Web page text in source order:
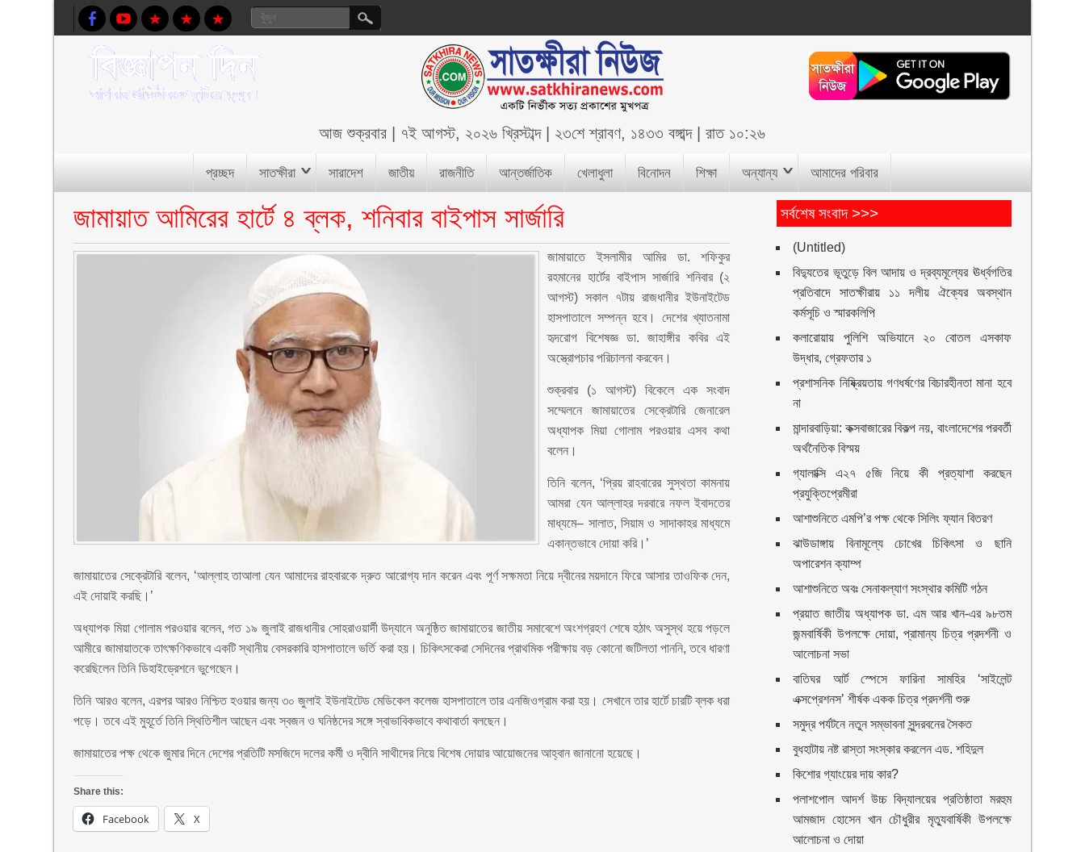
আজশুক্রবার ৭ই আগস্ট, ২০২৬ খ্রিস্টাব্দ| ২৩শে শ্রাবণ, ১৪৩৩ বঙ্গাব্দ|রাত ১০:২৬
প্রচ্ছদ সাতক্ষীরা সারাদেশ জাতীয় রাজনীতি আন্তর্জাতিক খেলাধুলা বিনোদন শিক্ষা অন্যান্য আমাদের পরিবার
জামায়াত আমিরের হার্টে ৪ ব্লক, শনিবার বাইপাস সার্জারি
জামায়াতে ইসলামীর আমির ডা. শফিকুর
রহমানের হার্টের বাইপাস সার্জারি শনিবার (২
আগস্ট) সকাল ৭টায় রাজধানীর ইউনাইটেড
হাসপাতালে সম্পন্ন হবে। দেশের খ্যাতনামা
হৃদরোগ বিশেষজ্ঞ ডা. জাহাঙ্গীর কবির এই
অস্ত্রোপচার পরিচালনা করবেন।
শুক্রবার (১ আগস্ট) বিকেলে এক সংবাদ
সম্মেলনে জামায়াতের সেক্রেটারি জেনারেল
অধ্যাপক মিয়া গোলাম পরওয়ার এসব কথা
বলেন।
তিনি বলেন, ‘প্রিয় রাহবারের সুস্থতা কামনায়
আমরা যেন আল্লাহর দরবারে নফল ইবাদতের
মাধ্যমে– সালাত, সিয়াম ও সাদাকাহর মাধ্যমে
একান্তভাবে দোয়া করি।’
জামায়াতের সেক্রেটারি বলেন, ‘আল্লাহ তাআলা যেন আমাদের রাহবারকে দ্রুত আরোগ্য দান করেন এবং পূর্ণ সক্ষমতা নিয়ে দ্বীনের ময়দানে ফিরে আসার তাওফিক দেন,
এই দোয়াই করছি।’
অধ্যাপক মিয়া গোলাম পরওয়ার বলেন, গত ১৯ জুলাই রাজধানীর সোহরাওয়ার্দী উদ্যানে অনুষ্ঠিত জামায়াতের জাতীয় সমাবেশে অংশগ্রহণ শেষে হঠাৎ অসুস্থ হয়ে পড়লে
আমীরে জামায়াতকে তাৎক্ষণিকভাবে একটি স্থানীয় বেসরকারি হাসপাতালে ভর্তি করা হয়। চিকিৎসকেরা সেদিনের প্রাথমিক পরীক্ষায় বড় কোনো জটিলতা পাননি, তবে ধারণা
করেছিলেন তিনি ডিহাইড্রেশনে ভুগেছেন।
তিনি আরও বলেন, এরপর আরও নিশ্চিত হওয়ার জন্য ৩০ জুলাই ইউনাইটেড মেডিকেল কলেজ হাসপাতালে তার এনজিওগ্রাম করা হয়। সেখানে তার হার্টে চারটি ব্লক ধরা
পড়ে। তবে এই মুহূর্তে তিনি স্থিতিশীল আছেন এবং স্বজন ও ঘনিষ্ঠদের সঙ্গে স্বাভাবিকভাবে কথাবার্তা বলছেন।
জামায়াতের পক্ষ থেকে জুমার দিনে দেশের প্রতিটি মসজিদে দলের কর্মী ও দ্বীনি সাথীদের নিয়ে বিশেষ দোয়ার আয়োজনের আহ্বান জানানো হয়েছে।
Share this:
Facebook X
সর্বশেষ সংবাদ >>>
(Untitled)
বিদ্যুতের ভূতুড়ে বিল আদায় ও দ্রব্যমূল্যের ঊর্ধ্বগতির
প্রতিবাদে সাতক্ষীরায় ১১ দলীয় ঐক্যের অবস্থান
কর্মসূচি ও স্মারকলিপি
কলারোয়ায় পুলিশি অভিযানে ২০ বোতল এসকাফ
উদ্ধার, গ্রেফতার ১
প্রশাসনিক নিষ্ক্রিয়তায় গণধর্ষণের বিচারহীনতা মানা হবে
না
মান্দারবাড়িয়া: কক্সবাজারের বিকল্প নয়, বাংলাদেশের পরবর্তী
অর্থনৈতিক বিস্ময়
গ্যালাক্সি এ২৭ ৫জি নিয়ে কী প্রত্যাশা করছেন
প্রযুক্তিপ্রেমীরা
আশাশুনিতে এমপি’র পক্ষ থেকে সিলিং ফ্যান বিতরণ
ঝাউডাঙ্গায় বিনামূল্যে চোখের চিকিৎসা ও ছানি
অপারেশন ক্যাম্প
আশাশুনিতে অবঃ সেনাকল্যাণ সংস্থার কমিটি গঠন
প্রয়াত জাতীয় অধ্যাপক ডা. এম আর খান-এর ৯৮তম
জন্মবার্ষিকী উপলক্ষে দোয়া, প্রামান্য চিত্র প্রদর্শনী ও
আলোচনা সভা
বাতিঘর আর্ট স্পেসে ফারিনা সামহির ‘সাইলেন্ট
এক্সপ্রেশনস’ শীর্ষক একক চিত্র প্রদর্শনী শুরু
সমুদ্র পর্যটনে নতুন সম্ভাবনা সুন্দরবনের সৈকত
বুধহাটায় নষ্ট রাস্তা সংস্কার করলেন এড. শহিদুল
কিশোর গ্যাংয়ের দায় কার?
পলাশপোল আদর্শ উচ্চ বিদ্যালয়ের প্রতিষ্ঠাতা মরহুম
আমজাদ হোসেন খান চৌধুরীর মৃত্যুবার্ষিকী উপলক্ষে
আলোচনা ও দোয়া